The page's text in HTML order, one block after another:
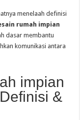
menelaah definisi
rumah impian
dasar membantu
komunikasi antara
impian
&